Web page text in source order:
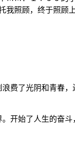
我照顾，终于照顾
费了光阴和青春
开始了人生的奋